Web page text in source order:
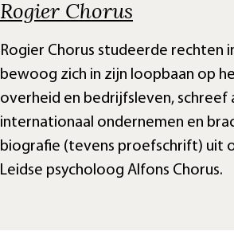
Rogier Chorus
Rogier Chorus studeerde rechten
bewoog zich in zijn loopbaan op
overheid en bedrijfsleven, schreef
internationaal ondernemen en
biografie (tevens proefschrift) uit
Leidse psycholoog Alfons Chorus.